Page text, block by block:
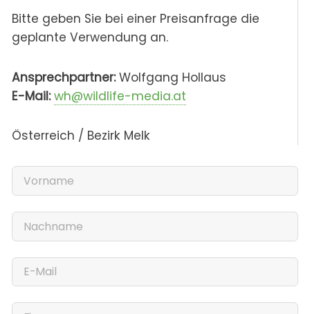
Bitte geben Sie bei einer Preisanfrage die
geplante Verwendung an.
Ansprechpartner:Wolfgang Hollaus
E-Mail: wh@wildlife-media.at
Österreich / Bezirk Melk